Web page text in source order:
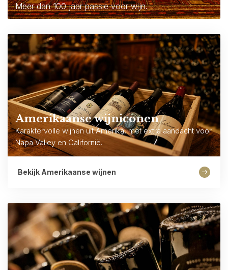
Meer dan 100 jaar passie voor wijn.
Amerikaanse wijniconen
Karaktervolle wijnen uit Amerika, met extra aandacht voor
Napa Valley en Californië.
Bekijk Amerikaanse wijnen